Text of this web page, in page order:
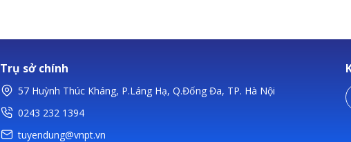
Trụ sở chính
57 Huỳnh Thúc Kháng, P.Láng Hạ, Q.Đống Đa, TP. Hà Nội
0243 232 1394
tuyendung@vnpt.vn